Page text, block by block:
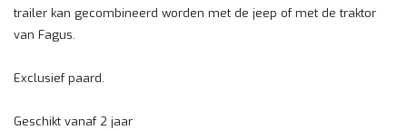
trailer kan gecombineerd worden met de jeep of met de traktor
van Fagus.
Exclusief paard.
Geschikt vanaf 2 jaar